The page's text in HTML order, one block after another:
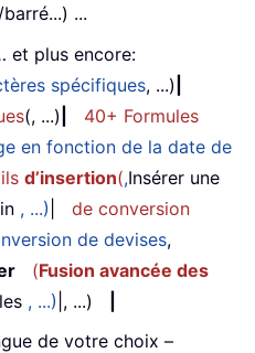
...
et plus encore:
spécifiques, ...)
(, ...)
40+ Formules
en fonction de la date de
d’insertion(,Insérer une
, ...)
de conversion
de devises,
(Fusion avancée des
, ...) |, ...)
de votre choix –